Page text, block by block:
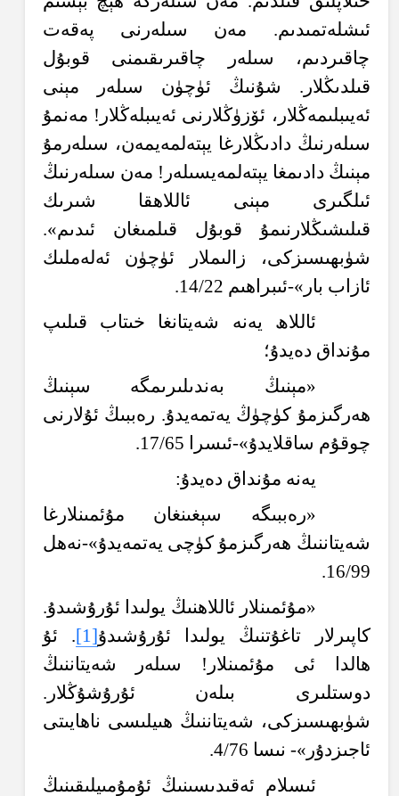
ئىشلەتمىدىم. مەن سىلەرنى پەقەت
چاقىردىم، سىلەر چاقىرىقىمنى قوبۇل
قىلدىڭلار. شۇنىڭ ئۈچۈن سىلەر مېنى
ئەيىبلىمەڭلار، ئۆزۈڭلارنى ئەيىبلەڭلار! مەنمۇ
سىلەرنىڭ دادىڭلارغا يېتەلمەيمەن، سىلەرمۇ
مېنىڭ دادىمغا يېتەلمەيسىلەر! مەن سىلەرنىڭ
ئىلگىرى مېنى ئاللاھقا شىرىك
قىلىشىڭلارنىمۇ قوبۇل قىلمىغان ئىدىم».
شۈبھىسىزكى، زالىملار ئۈچۈن ئەلەملىك
ئازاب بار»-ئىبراھىم 14/22.
ئاللاھ يەنە شەيتانغا خىتاب قىلىپ
مۇنداق دەيدۇ؛
«مېنىڭ بەندىلىرىمگە سېنىڭ
ھەرگىزمۇ كۈچۈڭ يەتمەيدۇ. رەببىڭ ئۇلارنى
چوقۇم ساقلايدۇ»-ئىسرا 17/65.
يەنە مۇنداق دەيدۇ:
«رەببىگە سېغىنغان مۇئمىنلارغا
شەيتاننىڭ ھەرگىزمۇ كۈچى يەتمەيدۇ»-نەھل
16/99.
«مۇئمىنلار ئاللاھنىڭ يولىدا ئۇرۇشىدۇ.
كاپىرلار تاغۇتنىڭ يولىدا ئۇرۇشىدۇ[1]. ئۇ
ھالدا ئى مۇئمىنلار! سىلەر شەيتاننىڭ
دوستلىرى بىلەن ئۇرۇشۇڭلار.
شۈبھىسىزكى، شەيتاننىڭ ھىيلىسى ناھايىتى
ئاجىزدۇر»- نىسا 4/76.
ئىسلام ئەقىدىسىنىڭ ئۇمۇمىيلىقىنىڭ